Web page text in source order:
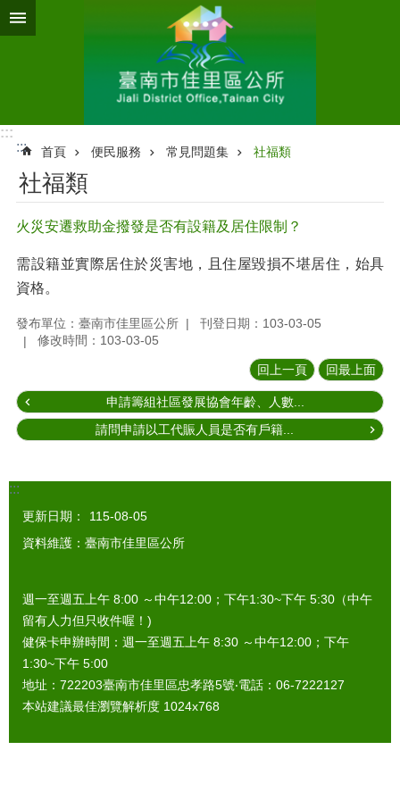
跳到主要內容區塊
:::
:::
首頁 便民服務 常見問題集 社福類
社福類
火災安遷救助金撥發是否有設籍及居住限制？
需設籍並實際居住於災害地，且住屋毀損不堪居住，始具
資格。
發布單位：臺南市佳里區公所
刊登日期：103-03-05
修改時間：103-03-05
回上一頁 回最上面
申請籌組社區發展協會年齡、人數...
請問申請以工代賑人員是否有戶籍...
:::
更新日期：
115-08-05
資料維護：臺南市佳里區公所
週一至週五上午 8:00 ～中午12:00；下午1:30~下午 5:30（中午
留有人力但只收件喔！)
健保卡申辦時間：週一至週五上午 8:30 ～中午12:00；下午
1:30~下午 5:00
地址：722203臺南市佳里區忠孝路5號‧電話：06-7222127
本站建議最佳瀏覽解析度 1024x768